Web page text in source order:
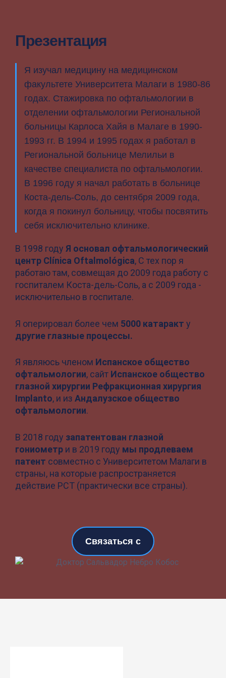
Презентация
Я изучал медицину на медицинском
факультете Университета Малаги в 1980-86
годах. Стажировка по офтальмологии в
отделении офтальмологии Региональной
больницы Карлоса Хайя в Малаге в 1990-
1993 гг. В 1994 и 1995 годах я работал в
Региональной больнице Мелильи в
качестве специалиста по офтальмологии.
В 1996 году я начал работать в больнице
Коста-дель-Соль, до сентября 2009 года,
когда я покинул больницу, чтобы посвятить
себя исключительно клинике.
В 1998 году Я основал офтальмологический
центр Clínica Oftalmológica, С тех пор я
работаю там, совмещая до 2009 года работу с
госпиталем Коста-дель-Соль, а с 2009 года -
исключительно в госпитале.
Я оперировал более чем 5000 катаракт y
другие глазные процессы.
Я являюсь членом Испанское общество
офтальмологии, сайт Испанское общество
глазной хирургии Рефракционная хирургия
Implanto, и из Андалузское общество
офтальмологии.
В 2018 году запатентован глазной
гониометр и в 2019 году мы продлеваем
патент совместно с Университетом Малаги в
страны, на которые распространяется
действие РСТ (практически все страны).
Связаться с